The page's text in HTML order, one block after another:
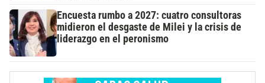
Encuesta rumbo a 2027: cuatro consultoras
midieron el desgaste de Milei y la crisis de
liderazgo en el peronismo